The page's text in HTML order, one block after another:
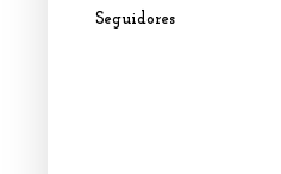
Seguidores